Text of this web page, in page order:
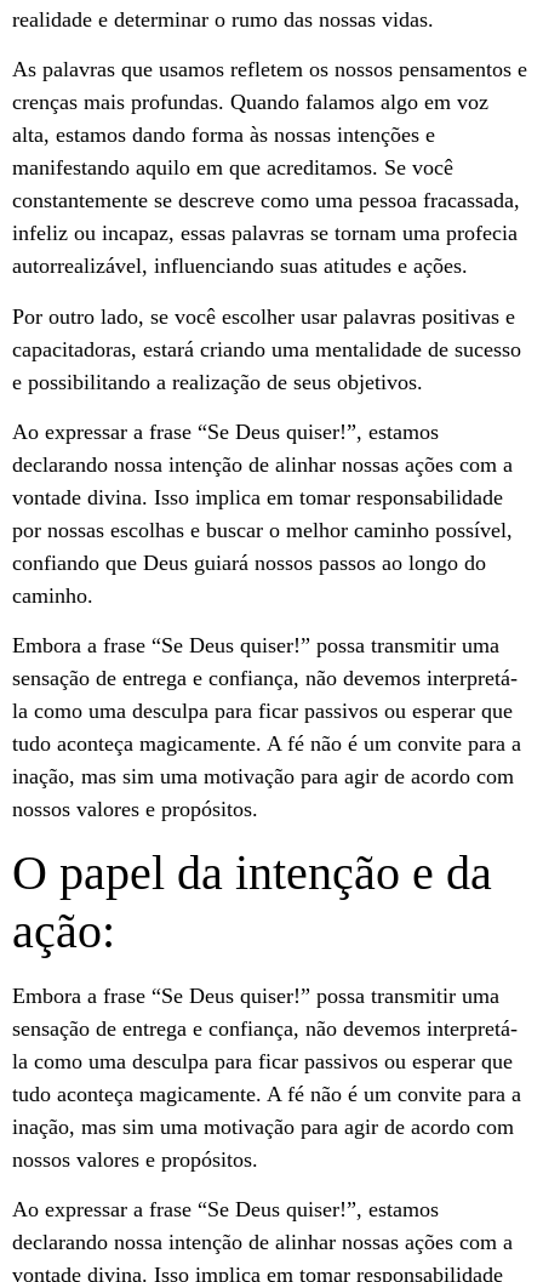
realidade e determinar o rumo das nossas vidas.
As palavras que usamos refletem os nossos pensamentos e
crenças mais profundas. Quando falamos algo em voz
alta, estamos dando forma às nossas intenções e
manifestando aquilo em que acreditamos. Se você
constantemente se descreve como uma pessoa fracassada,
infeliz ou incapaz, essas palavras se tornam uma profecia
autorrealizável, influenciando suas atitudes e ações.
Por outro lado, se você escolher usar palavras positivas e
capacitadoras, estará criando uma mentalidade de sucesso
e possibilitando a realização de seus objetivos.
Ao expressar a frase “Se Deus quiser!”, estamos
declarando nossa intenção de alinhar nossas ações com a
vontade divina. Isso implica em tomar responsabilidade
por nossas escolhas e buscar o melhor caminho possível,
confiando que Deus guiará nossos passos ao longo do
caminho.
Embora a frase “Se Deus quiser!” possa transmitir uma
sensação de entrega e confiança, não devemos interpretá-
la como uma desculpa para ficar passivos ou esperar que
tudo aconteça magicamente. A fé não é um convite para a
inação, mas sim uma motivação para agir de acordo com
nossos valores e propósitos.
O papel da intenção e da
ação:
Embora a frase “Se Deus quiser!” possa transmitir uma
sensação de entrega e confiança, não devemos interpretá-
la como uma desculpa para ficar passivos ou esperar que
tudo aconteça magicamente. A fé não é um convite para a
inação, mas sim uma motivação para agir de acordo com
nossos valores e propósitos.
Ao expressar a frase “Se Deus quiser!”, estamos
declarando nossa intenção de alinhar nossas ações com a
vontade divina. Isso implica em tomar responsabilidade